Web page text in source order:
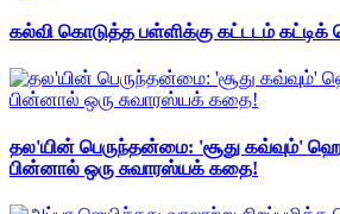
கல்வி கொடுத்த பள்ளிக்கு கட்டடம் கட்டிக்
தல'யின் பெருந்தன்மை: 'சூது கவ்வும்'
பின்னால் ஒரு சுவாரஸ்யக் கதை!